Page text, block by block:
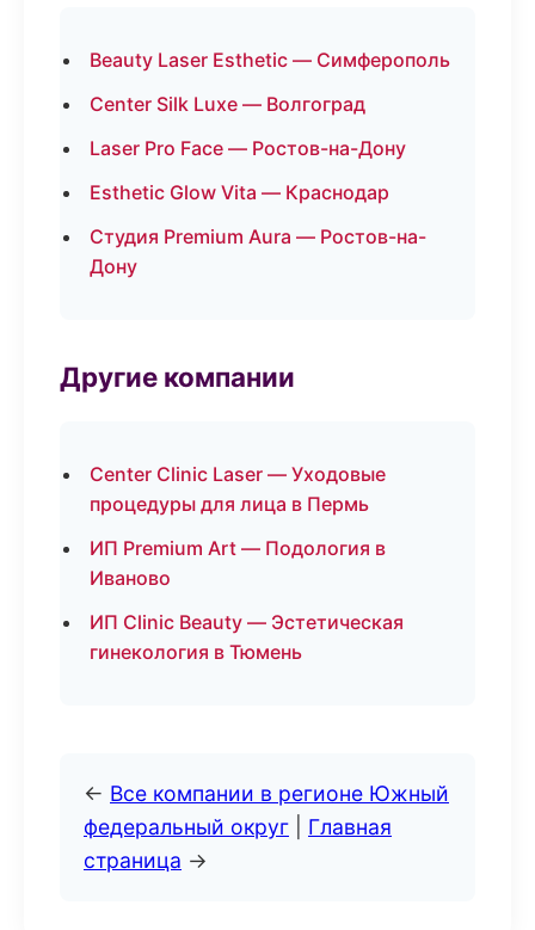
Beauty Laser Esthetic — Симферополь
Center Silk Luxe — Волгоград
Laser Pro Face — Ростов-на-Дону
Esthetic Glow Vita — Краснодар
Студия Premium Aura — Ростов-на-
Дону
Другие компании
Center Clinic Laser — Уходовые
процедуры для лица в Пермь
ИП Premium Art — Подология в
Иваново
ИП Clinic Beauty — Эстетическая
гинекология в Тюмень
← Все компании в регионе Южный
федеральный округ
Главная
страница →